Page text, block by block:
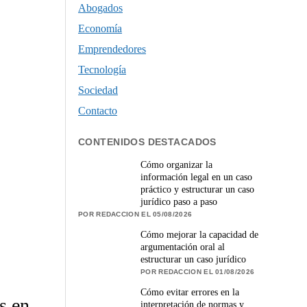
Abogados
Economía
Emprendedores
Tecnología
Sociedad
Contacto
CONTENIDOS DESTACADOS
Cómo organizar la
información legal en un caso
práctico y estructurar un caso
jurídico paso a paso
POR REDACCION EL 05/08/2026
Cómo mejorar la capacidad de
argumentación oral al
estructurar un caso jurídico
POR REDACCION EL 01/08/2026
Cómo evitar errores en la
interpretación de normas y